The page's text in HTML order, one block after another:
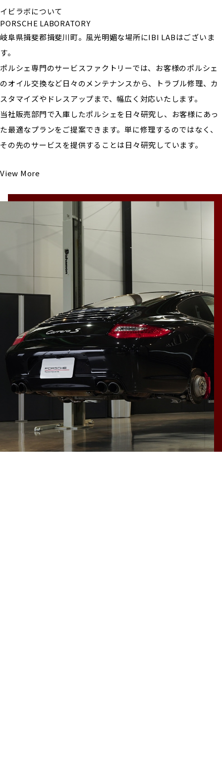
イビラボについて
PORSCHE LABORATORY
岐阜県揖斐郡揖斐川町。風光明媚な場所にIBI LABはございま
す。
ポルシェ専門のサービスファクトリーでは、お客様のポルシェ
のオイル交換など日々のメンテナンスから、トラブル修理、カ
スタマイズやドレスアップまで、幅広く対応いたします。
当社販売部門で入庫したポルシェを日々研究し、お客様にあっ
た最適なプランをご提案できます。単に修理するのではなく、
その先のサービスを提供することは日々研究しています。
View More